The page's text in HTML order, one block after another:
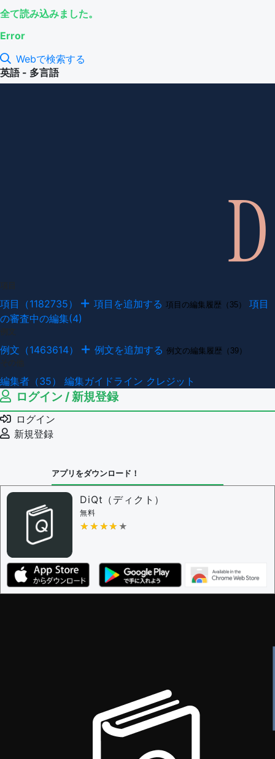
全て読み込みました。
Error
Webで検索する
英語 - 多言語
項目（1182735） 項目を追加する 項目の編集履歴（35）
項目
の審査中の編集(4)
例文（1463614） 例文を追加する 例文の編集履歴（39）
編集者（35） 編集ガイドライン クレジット
ログイン / 新規登録
ログイン
新規登録
アプリをダウンロード！
DiQt（ディクト）
無料
★★★★★
★★★★★